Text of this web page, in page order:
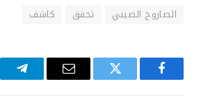
الصاروخ الصيني تحقق كاشف
فيسبوك تويتر
البريد